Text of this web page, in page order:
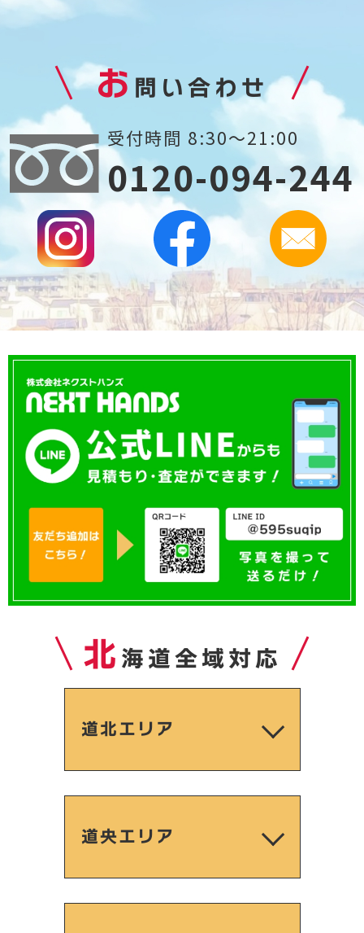
お 問い合わせ
受付時間 8:30～21:00
0120-094-244
北 海道全域対応
道北エリア
道央エリア